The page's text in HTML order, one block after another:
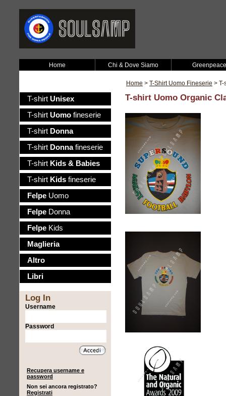
Home Chi & Dove Siamo Greenpeace
Home > T-Shirt Uomo Fineserie >
T-shirt Unisex
T-shirt Uomo fineserie
T-shirt Donna
T-shirt Donnafineserie
T-shirt Kids & Babies
T-shirt Kids fineserie
Felpe Uomo
Felpe Donna
Felpe Kids
Maglieria
Altro
Libri
Log In
Username
Password
Recupera username e
password
Non sei ancora registrato?
Registrati
T-shirt Uomo Organic